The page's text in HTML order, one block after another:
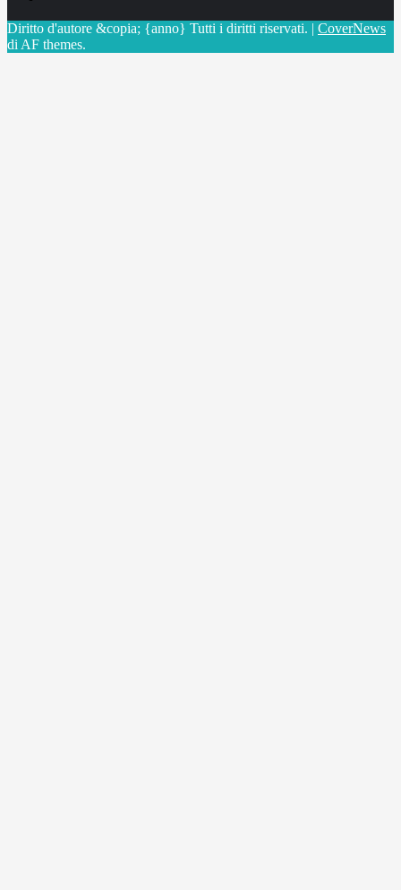
Diritto d'autore &copia; {anno} Tutti i diritti riservati. | CoverNews
di AF themes.